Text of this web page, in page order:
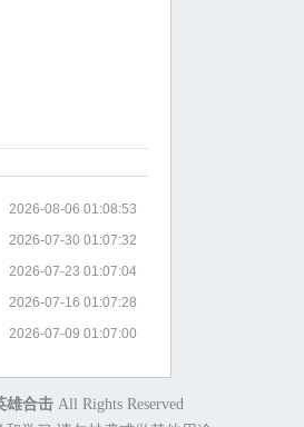
2026-08-06 01:08:53
2026-07-30 01:07:32
2026-07-23 01:07:04
2026-07-16 01:07:28
2026-07-09 01:07:00
雄合击All Rights Reserved